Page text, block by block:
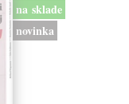
na sklade
novinka